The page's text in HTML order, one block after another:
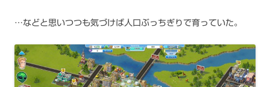
…などと思いつつも気づけば人口ぶっちぎりで育っていた。